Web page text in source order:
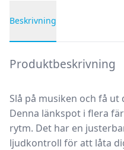
Beskrivning
Produktbeskrivning
Slå på musiken och få
Denna länkspot i flera
rytm. Det har en
ljudkontroll för att låta